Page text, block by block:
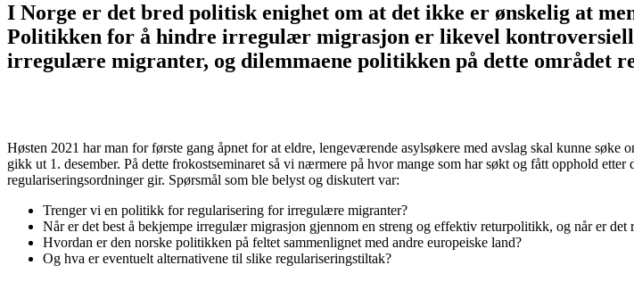
I Norge er det bred politisk enighet om at det ikke er ønskelig at
Politikken for å hindre irregulær migrasjon er likevel
irregulære migranter, og dilemmaene politikken på dette området
Høsten 2021 har man for første gang åpnet for at eldre, lengeværende asylsøkere med avslag skal kunne
gikk ut 1. desember. På dette frokostseminaret så vi nærmere på hvor mange som har søkt og fått opphold
regulariseringsordninger gir. Spørsmål som ble belyst og diskutert var:
Trenger vi en politikk for regularisering for irregulære migranter?
Når er det best å bekjempe irregulær migrasjon gjennom en streng og effektiv returpolitikk, og når er
Hvordan er den norske politikken på feltet sammenlignet med andre europeiske land?
Og hva er eventuelt alternativene til slike regulariseringstiltak?